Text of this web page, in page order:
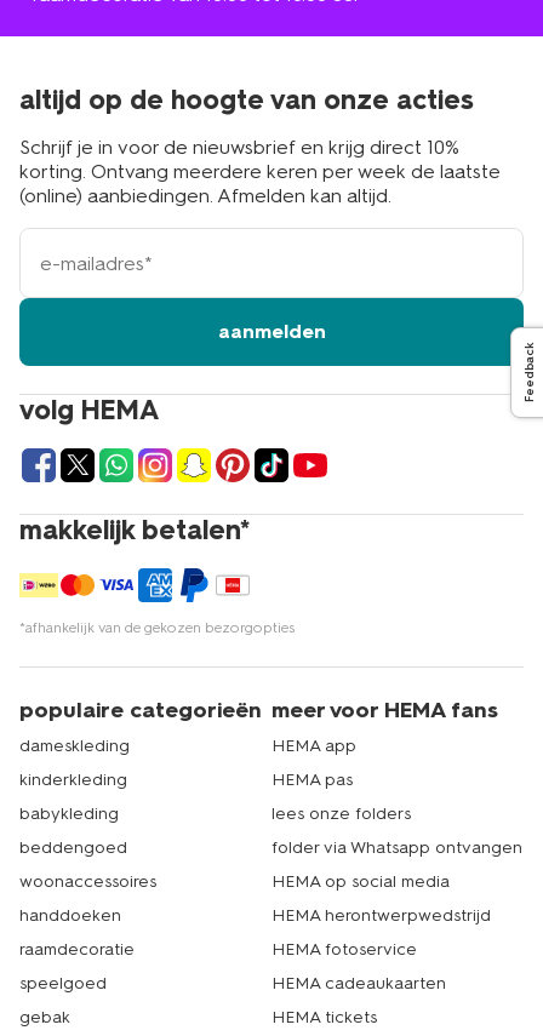
volg HEMA
makkelijk betalen*
*afhankelijk van de gekozen bezorgopties
altijd op de hoogte van onze acties
Schrijf je in voor de nieuwsbrief en krijg direct 10%
korting. Ontvang meerdere keren per week de laatste
(online) aanbiedingen. Afmelden kan altijd.
e-
mailadres
aanmelden
populaire categorieën
dameskleding
kinderkleding
babykleding
beddengoed
woonaccessoires
handdoeken
raamdecoratie
speelgoed
gebak
meer voor HEMA fans
HEMA app
HEMA pas
lees onze folders
folder via Whatsapp ontvangen
HEMA op social media
HEMA herontwerpwedstrijd
HEMA fotoservice
HEMA cadeaukaarten
HEMA tickets
Feedback